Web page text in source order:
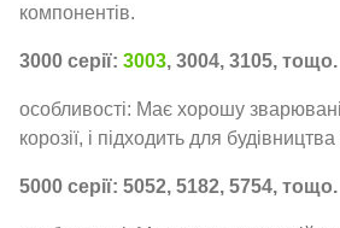
компонентів.
3000 серії: 3003, 3004, 3105, тощо.
особливості: Має хорошу
корозії, і підходить для
5000 серії: 5052, 5182, 5754, тощо.